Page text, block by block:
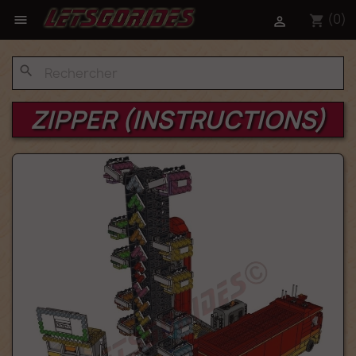
 shopping_cart (0)

search
ZIPPER (INSTRUCTIONS)